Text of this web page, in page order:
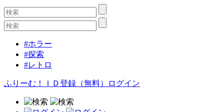
#ホラー
#探索
#レトロ
ふりーむ！ＩＤ登録（無料） ログイン